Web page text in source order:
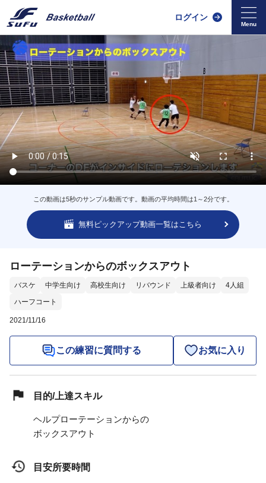
ログイン
この動画は5秒のサンプル動画です。動画の平均時間は1～2分です。
無料ピックアップ動画一覧はこちら
ローテーションからのボックスアウト
バスケ 中学生向け 高校生向け リバウンド 上級者向け
4人組
ハーフコート
2021/11/16
この練習に質問する お気に入り
目的/上達スキル
ヘルプローテーションからの
ボックスアウト
目安所要時間